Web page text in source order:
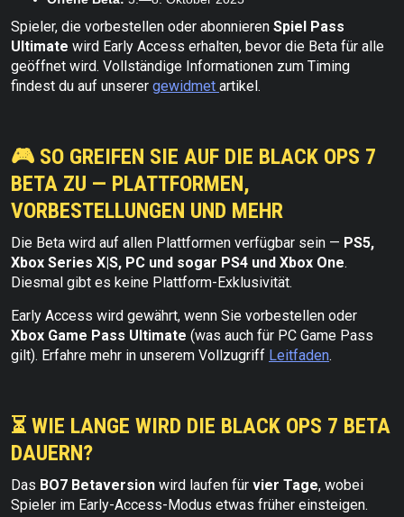
Spieler, die vorbestellen oder abonnieren Spiel Pass
Ultimate wird Early Access erhalten, bevor die Beta für alle
geöffnet wird. Vollständige Informationen zum Timing
findest du auf unserer gewidmet artikel.
🎮 SO GREIFEN SIE AUF DIE BLACK OPS 7
BETA ZU — PLATTFORMEN,
VORBESTELLUNGEN UND MEHR
Die Beta wird auf allen Plattformen verfügbar sein — PS5,
Xbox Series X|S, PC und sogar PS4 und Xbox One.
Diesmal gibt es keine Plattform-Exklusivität.
Early Access wird gewährt, wenn Sie vorbestellen oder
Xbox Game Pass Ultimate (was auch für PC Game Pass
gilt). Erfahre mehr in unserem Vollzugriff Leitfaden.
⏳ WIE LANGE WIRD DIE BLACK OPS 7 BETA
DAUERN?
Das BO7 Betaversion wird laufen für vier Tage, wobei
Spieler im Early-Access-Modus etwas früher einsteigen.